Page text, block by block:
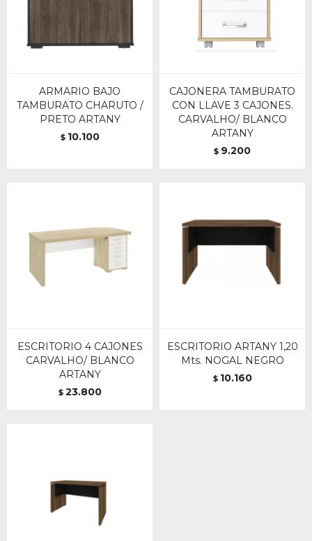
ARMARIO BAJO
TAMBURATO CHARUTO /
PRETO ARTANY
$ 10.100
CAJONERA TAMBURATO
CON LLAVE 3 CAJONES.
CARVALHO/ BLANCO
ARTANY
$ 9.200
ESCRITORIO 4 CAJONES
CARVALHO/ BLANCO
ARTANY
$ 23.800
ESCRITORIO ARTANY 1,20
Mts. NOGAL NEGRO
$ 10.160